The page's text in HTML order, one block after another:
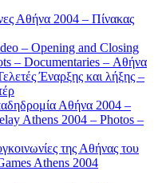
Αθήνα 2004 – Πίνακας
– Opening and Closing
– Documentaries – Αθήνα
Έναρξης και λήξης –
Αθήνα 2004 –
Athens 2004 – Photos –
της Αθήνας του
Athens 2004